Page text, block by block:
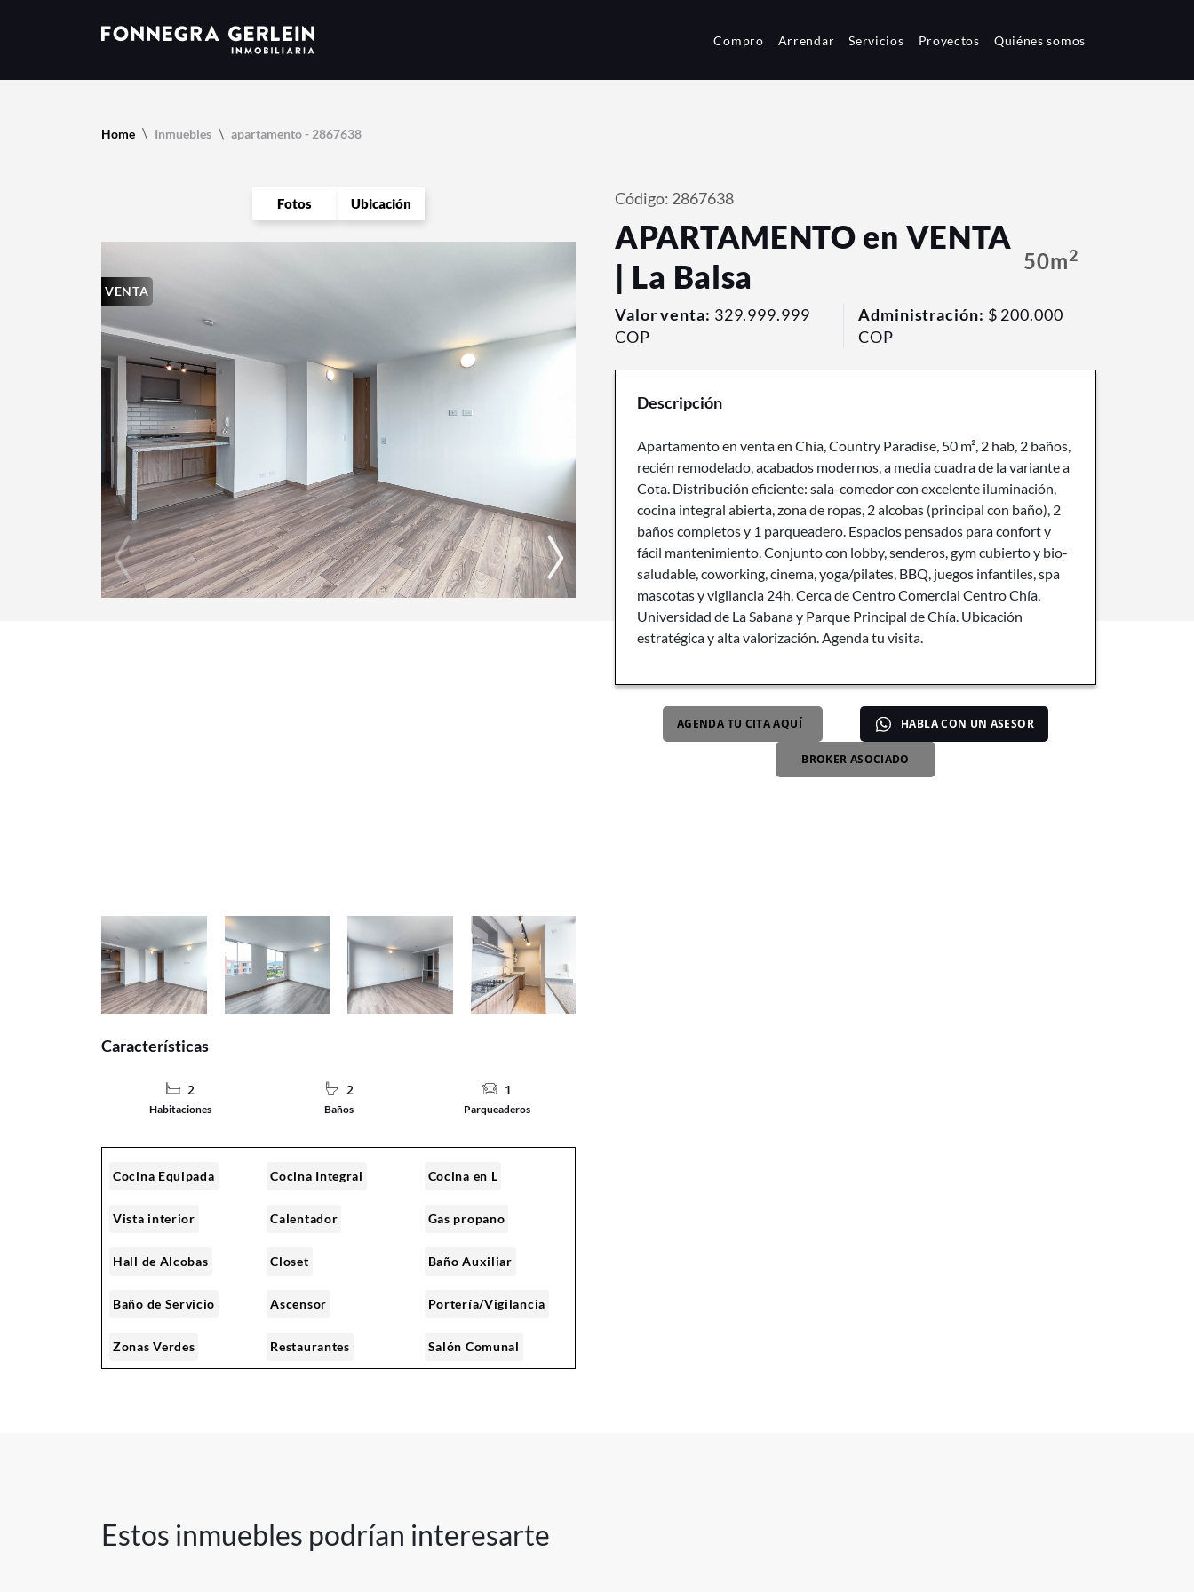
Compro Arrendar Servicios Proyectos Quiénes somos
Home Inmuebles apartamento - 2867638
Fotos Ubicación
VENTA
Características
2
Habitaciones
2
Baños
1
Parqueaderos
Cocina Equipada Cocina Integral Cocina en L
Vista interior Calentador Gas propano
Hall de Alcobas Closet Baño Auxiliar
Baño de Servicio Ascensor Portería/Vigilancia
Zonas Verdes Restaurantes Salón Comunal
TV
Código: 2867638
APARTAMENTO en VENTA
| La Balsa
50m2
Valor venta: 329.999.999
COP
Administración: $ 200.000
COP
Descripción
Apartamento en venta en Chía, Country Paradise, 50 m², 2 hab, 2 baños,
recién remodelado, acabados modernos, a media cuadra de la variante a
Cota. Distribución eficiente: sala-comedor con excelente iluminación,
cocina integral abierta, zona de ropas, 2 alcobas (principal con baño), 2
baños completos y 1 parqueadero. Espacios pensados para confort y
fácil mantenimiento. Conjunto con lobby, senderos, gym cubierto y bio-
saludable, coworking, cinema, yoga/pilates, BBQ, juegos infantiles, spa
mascotas y vigilancia 24h. Cerca de Centro Comercial Centro Chía,
Universidad de La Sabana y Parque Principal de Chía. Ubicación
estratégica y alta valorización. Agenda tu visita.
AGENDA TU CITA AQUÍ HABLA CON UN ASESOR
BROKER ASOCIADO
Estos inmuebles podrían interesarte